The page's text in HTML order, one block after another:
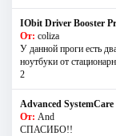
IObit Driver Booster
От: coliza
У данной проги есть
ноутбуки от
2
Advanced
От: And
СПАСИБО!!